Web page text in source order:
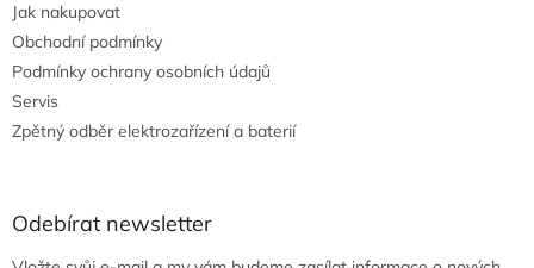
Jak nakupovat
Obchodní podmínky
Podmínky ochrany osobních údajů
Servis
Zpětný odběr elektrozařízení a baterií
Odebírat newsletter